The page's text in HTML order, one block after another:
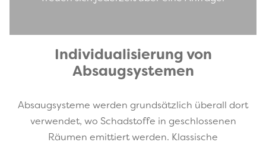
Individualisierung von
Absaugsystemen
Absaugsysteme werden grundsätzlich überall dort
verwendet, wo Schadstoffe in geschlossenen
Räumen emittiert werden. Klassische